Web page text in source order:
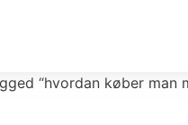
“hvordan køber man